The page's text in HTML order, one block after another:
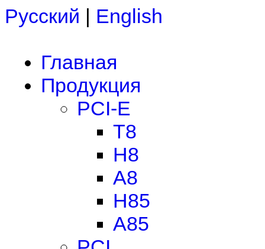
Русский | English
Главная
Продукция
PCI-E
T8
H8
A8
H85
A85